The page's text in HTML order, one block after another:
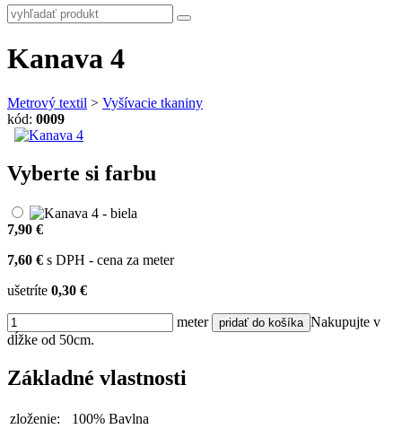
Kanava 4
Metrový textil > Vyšívacie tkaniny
kód: 0009
Vyberte si farbu
7,90 €
7,60 € s DPH - cena za meter
ušetríte 0,30 €
meter
Nakupujte v
dĺžke od 50cm.
Základné vlastnosti
zloženie:
100% Bavlna